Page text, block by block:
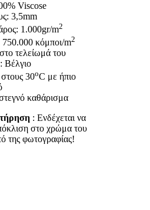
Viscose
3,5mm
1.000gr/m2
κόμποι/m2
τελείωμά του
Βέλγιο
30οC με ήπιο
καθάρισμα
: Ενδέχεται να
στο χρώμα του
της φωτογραφίας!